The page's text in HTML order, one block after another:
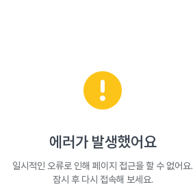
에러가 발생했어요
일시적인 오류로 인해 페이지 접근을 할 수 없어요.
잠시 후 다시 접속해 보세요.